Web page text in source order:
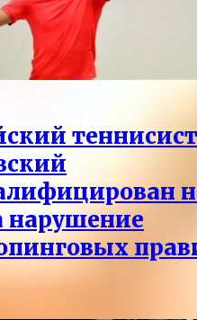
теннисист
нарушение